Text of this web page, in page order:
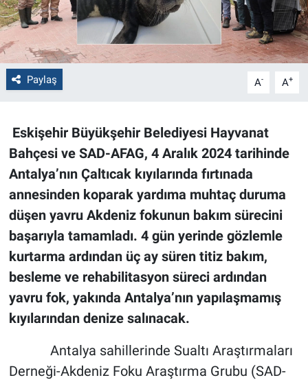
Paylaş A- A+
Eskişehir Büyükşehir Belediyesi Hayvanat
Bahçesi ve SAD-AFAG, 4 Aralık 2024 tarihinde
Antalya’nın Çaltıcak kıyılarında fırtınada
annesinden koparak yardıma muhtaç duruma
düşen yavru Akdeniz fokunun bakım sürecini
başarıyla tamamladı. 4 gün yerinde gözlemle
kurtarma ardından üç ay süren titiz bakım,
besleme ve rehabilitasyon süreci ardından
yavru fok, yakında Antalya’nın yapılaşmamış
kıyılarından denize salınacak.
Antalya sahillerinde Sualtı Araştırmaları
Derneği-Akdeniz Foku Araştırma Grubu (SAD-
Çevre
Yerel
Magazin